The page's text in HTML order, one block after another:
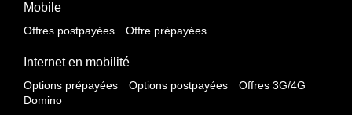
Mobile
Offres postpayées Offre prépayées
Internet en mobilité
Options prépayées Options postpayées
Offres 3G/4G
Domino